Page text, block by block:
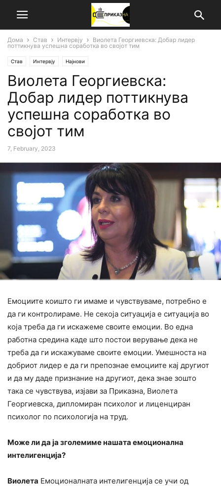
Дома Став Интервју
Виолета Георгиевска: Добар лидер
поттикнува успешна соработка во својот тим
Став Интервју Најнови
Виолета Георгиевска:
Добар лидер поттикнува
успешна соработка во
својот тим
7, February, 2023
Емоциите коишто ги имаме и чувствуваме, потребно е
да ги контролираме. Не секоја ситуација е ситуација во
која треба да ги искажеме своите емоции. Во една
работна средина каде што постои верување дека не
треба да ги искажуваме своите емоции. Умешноста на
добриот лидер е да ги препознае емоциите кај другиот
и да му даде признание на другиот, дека знае зошто
така се чувствува, изјави за Приказна, Виолета
Георгиевска, дипломиран психолог и лиценциран
психолог по психологија на труд.
Може ли да ја зголемиме нашата емоционална
интелигенција?
Виолета Емоционалната интелигенција се учи од